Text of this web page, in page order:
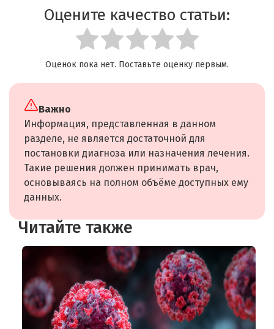
Оцените качество статьи:
Оценок пока нет. Поставьте оценку первым.
Важно
Информация, представленная в данном
разделе, не является достаточной для
постановки диагноза или назначения лечения.
Такие решения должен принимать врач,
основываясь на полном объёме доступных ему
данных.
Читайте также